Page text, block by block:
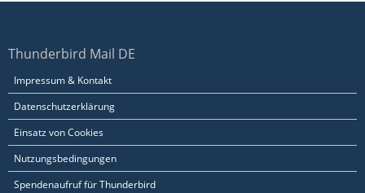
Thunderbird Mail DE
Impressum & Kontakt
Datenschutzerklärung
Einsatz von Cookies
Nutzungsbedingungen
Spendenaufruf für Thunderbird